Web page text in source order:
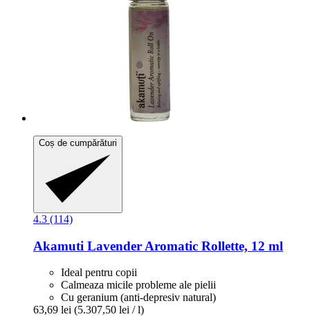
Coș de cumpărături
4.3 (114)
Akamuti Lavender Aromatic Rollette, 12 ml
Ideal pentru copii
Calmeaza micile probleme ale pielii
Cu geranium (anti-depresiv natural)
63,69 lei (5.307,50 lei / l)